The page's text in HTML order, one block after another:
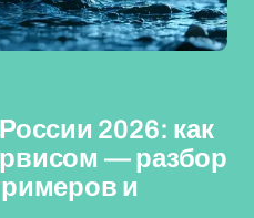
2026: как
— разбор
и